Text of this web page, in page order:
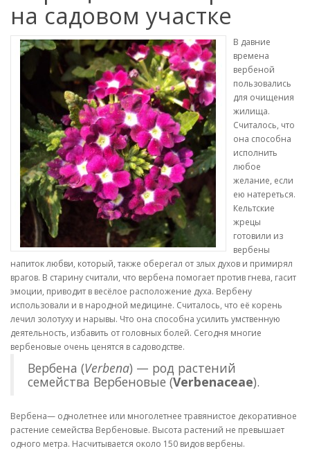
на садовом участке
В давние
времена
вербеной
пользовались
для очищения
жилища.
Считалось, что
она способна
исполнить
любое
желание, если
ею натереться.
Кельтские
жрецы
готовили из
вербены
напиток любви, который, также оберегал от злых духов и примирял
врагов. В старину считали, что вербена помогает против гнева, гасит
эмоции, приводит в весёлое расположение духа. Вербену
использовали и в народной медицине. Считалось, что её корень
лечил золотуху и нарывы. Что она способна усилить умственную
деятельность, избавить от головных болей. Сегодня многие
вербеновые очень ценятся в садоводстве.
Вербена (Verbena) — род растений
семейства Вербеновые (Verbenaceae).
Вербена— однолетнее или многолетнее травянистое декоративное
растение семейства Вербеновые. Высота растений не превышает
одного метра. Насчитывается около 150 видов вербены.